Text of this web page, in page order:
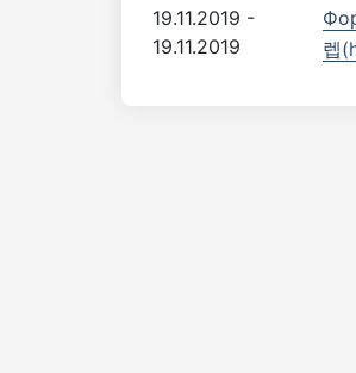
19.11.2019 -
19.11.2019
렙